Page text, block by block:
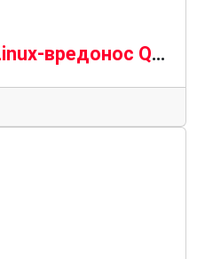
Новый скрытный Linux-вредонос Quasar атакует разработчиков